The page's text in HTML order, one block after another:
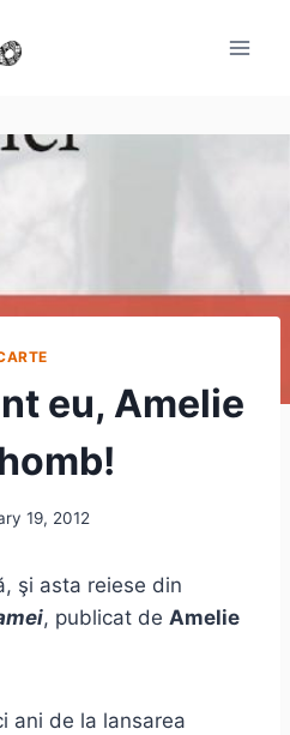
eu, Amelie
19, 2012
şi asta reiese din
, publicat de Amelie
ani de la lansarea